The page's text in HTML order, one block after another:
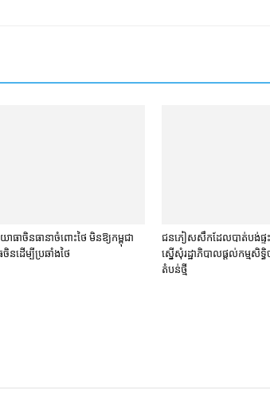
ោធា​ចិន​ធានា​ចំពោះ​ថៃ មិន​ឱ្យ​កម្ពុជា​
ចិន​ដើម្បី​ប្រឆាំង​ថៃ
ជនភៀសសឹក​ដែល​បាត់បង់​ផ្ទ
ស្នើសុំ​រដ្ឋាភិបាល​ផ្តល់​កម្មសិ
តំបន់​ថ្មី